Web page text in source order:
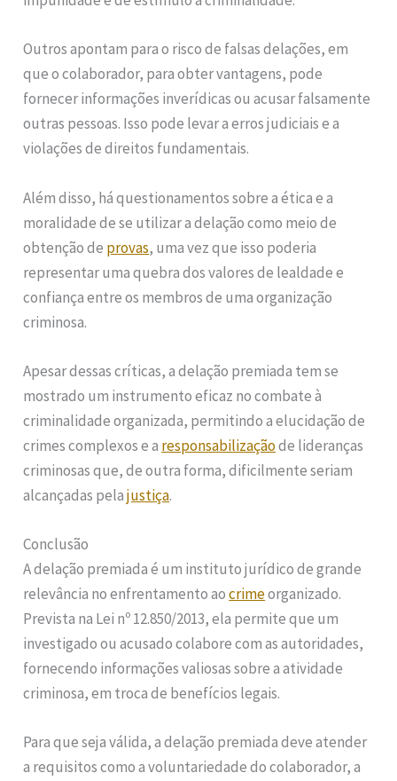
Outros apontam para o risco de falsas delações, em
que o colaborador, para obter vantagens, pode
fornecer informações inverídicas ou acusar falsamente
outras pessoas. Isso pode levar a erros judiciais e a
violações de direitos fundamentais.
Além disso, há questionamentos sobre a ética e a
moralidade de se utilizar a delação como meio de
obtenção de provas, uma vez que isso poderia
representar uma quebra dos valores de lealdade e
confiança entre os membros de uma organização
criminosa.
Apesar dessas críticas, a delação premiada tem se
mostrado um instrumento eficaz no combate à
criminalidade organizada, permitindo a elucidação de
crimes complexos e a responsabilizaçãode lideranças
criminosas que, de outra forma, dificilmente seriam
alcançadas pelajustiça.
Conclusão
A delação premiada é um instituto jurídico de grande
relevância no enfrentamento aocrimeorganizado.
Prevista na Lei nº 12.850/2013, ela permite que um
investigado ou acusado colabore com as autoridades,
fornecendo informações valiosas sobre a atividade
criminosa, em troca de benefícios legais.
Para que seja válida, a delação premiada deve atender
a requisitos como a voluntariedade do colaborador, a